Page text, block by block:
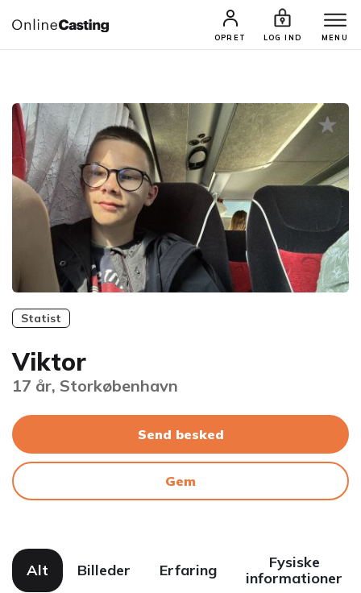
OPRET LOG IND MENU
CASTINGS & JOBS SØG PROFIL
Statist
Viktor
17 år, Storkøbenhavn
Send besked
Gem
Alt Billeder Erfaring
Fysiske
informationer